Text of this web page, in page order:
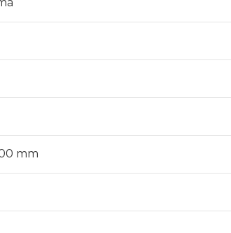
mm